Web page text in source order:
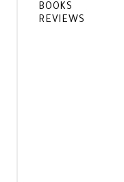
BOOKS
REVIEWS